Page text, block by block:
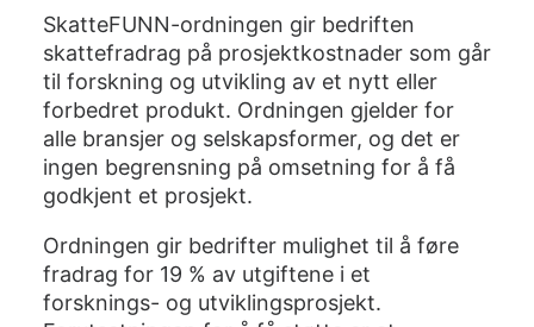
SkatteFUNN-ordningen gir bedriften
skattefradrag på prosjektkostnader som går
til forskning og utvikling av et nytt eller
forbedret produkt. Ordningen gjelder for
alle bransjer og selskapsformer, og det er
ingen begrensning på omsetning for å få
godkjent et prosjekt.
Ordningen gir bedrifter mulighet til å føre
fradrag for 19 % av utgiftene i et
forsknings- og utviklingsprosjekt.